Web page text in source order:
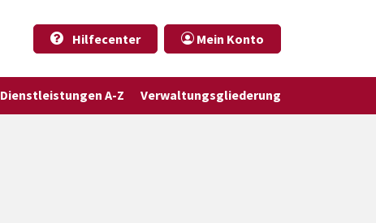
Hilfecenter
Mein Konto
Dienstleistungen A-Z Verwaltungsgliederung